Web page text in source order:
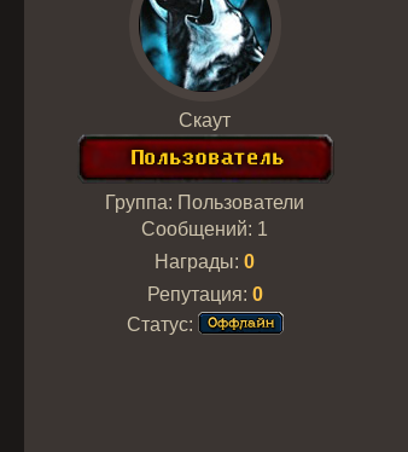
Скаут
Группа: Пользователи
Сообщений: 1
Награды: 0
Репутация: 0
Статус: